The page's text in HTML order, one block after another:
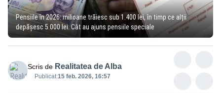
Pensiile în 2026: milioane trăiesc sub 1.400 lei, în timp ce alții
depășesc 5.000 lei. Cât au ajuns pensiile speciale
Scris de Realitatea de Alba
Publicat:15 feb. 2026, 16:57